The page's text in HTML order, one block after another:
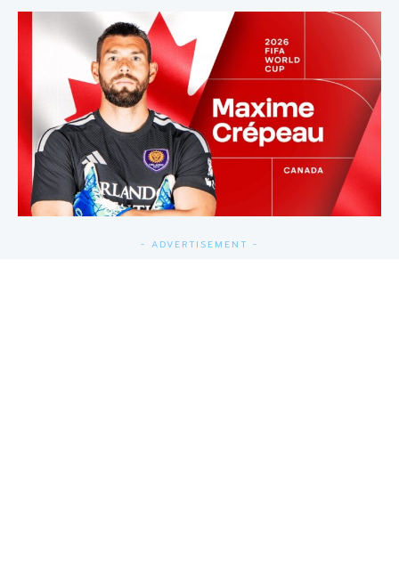
- ADVERTISEMENT -